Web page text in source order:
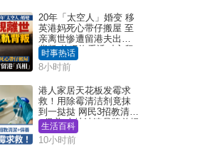
20年「太空人」婚变 移
英港妈死心带仔搬屋 至
亲离世惨遭留港夫出轨
背叛 苦叹终看透对方留
港「真相」｜Juicy叮
时事热话
8小时前
港人家居天花板发霉求
救！用除霉清洁剂竟抹
到一挞挞 网民3招教清洁
+保养 本地油漆品牌曾提
醒勿用1物防变色
生活百科
10小时前